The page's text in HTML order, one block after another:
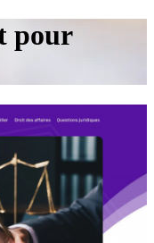
pour